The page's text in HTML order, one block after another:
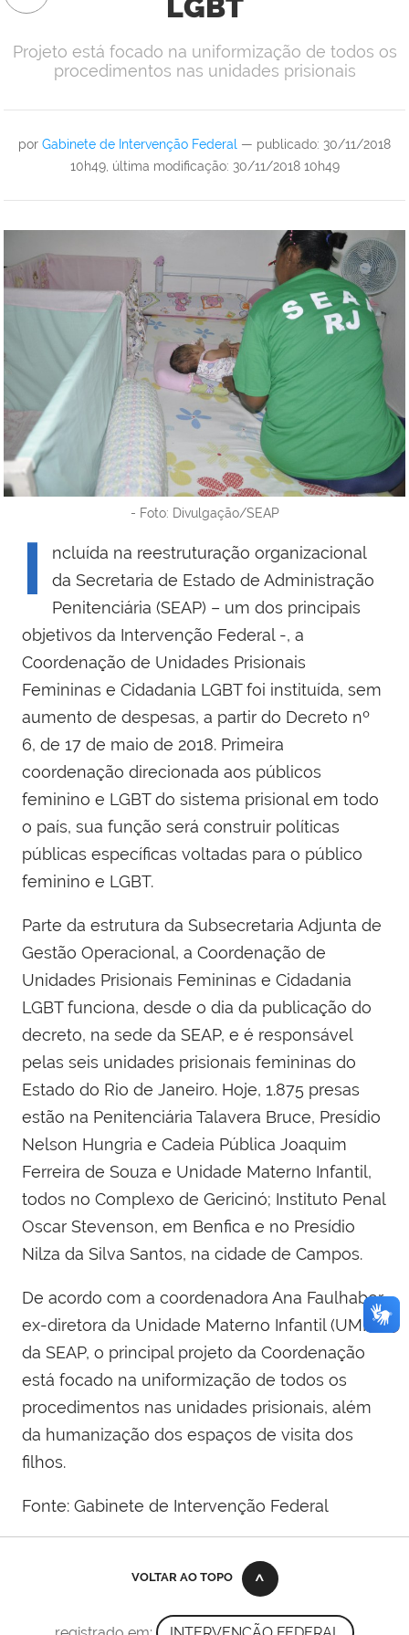
por Gabinete de Intervenção Federal — publicado: 30/11/2018
10h49, última modificação: 30/11/2018 10h49
Projeto está focado na uniformização de todos os
procedimentos nas unidades prisionais
- Foto: Divulgação/SEAP
I
ncluída na reestruturação organizacional
da Secretaria de Estado de Administração
Penitenciária (SEAP) – um dos principais
objetivos da Intervenção Federal -, a
Coordenação de Unidades Prisionais
Femininas e Cidadania LGBT foi instituída, sem
aumento de despesas, a partir do Decreto nº
6, de 17 de maio de 2018. Primeira
coordenação direcionada aos públicos
feminino e LGBT do sistema prisional em todo
o país, sua função será construir políticas
públicas específicas voltadas para o público
feminino e LGBT.
Parte da estrutura da Subsecretaria Adjunta de
Gestão Operacional, a Coordenação de
Unidades Prisionais Femininas e Cidadania
LGBT funciona, desde o dia da publicação do
decreto, na sede da SEAP, e é responsável
pelas seis unidades prisionais femininas do
Estado do Rio de Janeiro. Hoje, 1.875 presas
estão na Penitenciária Talavera Bruce, Presídio
Nelson Hungria e Cadeia Pública Joaquim
Ferreira de Souza e Unidade Materno Infantil,
todos no Complexo de Gericinó; Instituto Penal
Oscar Stevenson, em Benfica e no Presídio
Nilza da Silva Santos, na cidade de Campos.
De acordo com a coordenadora Ana Faulhaber,
ex-diretora da Unidade Materno Infantil (UMI)
da SEAP, o principal projeto da Coordenação
está focado na uniformização de todos os
procedimentos nas unidades prisionais, além
da humanização dos espaços de visita dos
filhos.
Fonte: Gabinete de Intervenção Federal
VOLTAR AO TOPO